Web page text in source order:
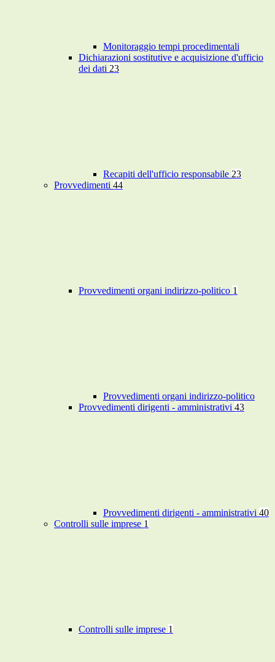
Monitoraggio tempi procedimentali
Dichiarazioni sostitutive e acquisizione d'ufficio
dei dati 23
Recapiti dell'ufficio responsabile 23
Provvedimenti 44
Provvedimenti organi indirizzo-politico 1
Provvedimenti organi indirizzo-politico
Provvedimenti dirigenti - amministrativi 43
Provvedimenti dirigenti - amministrativi 40
Controlli sulle imprese 1
Controlli sulle imprese 1